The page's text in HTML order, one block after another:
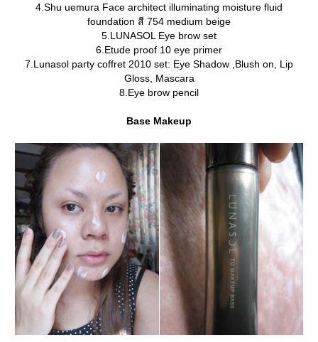
4.Shu uemura Face architect illuminating moisture fluid
foundation สี 754 medium beige
5.LUNASOL Eye brow set
6.Etude proof 10 eye primer
7.Lunasol party coffret 2010 set: Eye Shadow ,Blush on, Lip
Gloss, Mascara
8.Eye brow pencil
Base Makeup